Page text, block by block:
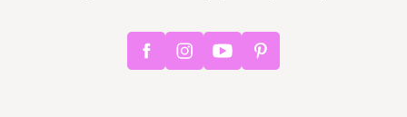
FacebookInstagramYoutube Pinterest